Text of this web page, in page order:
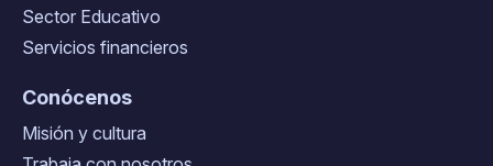
Sector Educativo
Servicios financieros
Conócenos
Misión y cultura